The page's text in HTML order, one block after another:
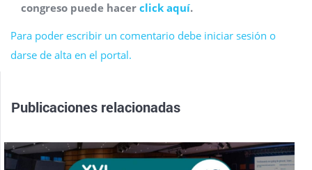
congreso puede hacer click aquí.
Para poder escribir un comentario debe iniciar sesión o
darse de alta en el portal.
Publicaciones relacionadas